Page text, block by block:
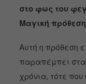
στο φως του
Μαγική πρόθεση
Αυτή η πρόθεση
παραπέμπει
χρόνια, τότε